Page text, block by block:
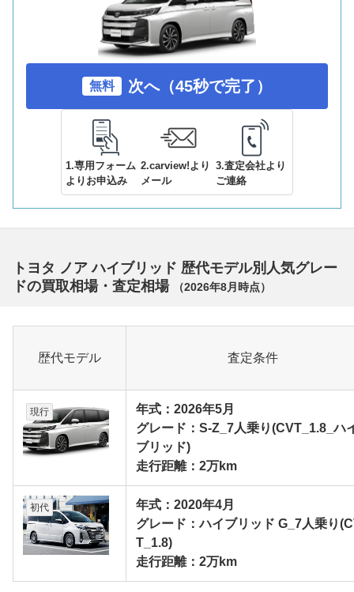
無料 次へ（45秒で完了）
1.専用フォーム
よりお申込み
2.carview!より
メール
3.査定会社より
ご連絡
トヨタ ノア ハイブリッド 歴代モデル別人気グレー
ドの買取相場・査定相場
（2026年8月 時点）
歴代モデル 査定条件
現行
年式：2026年5月
グレード：S-Z_7人乗り(CVT_1.8_ハ
ブリッド)
走行距離：2万km
初代
年式：2020年4月
グレード：ハイブリッド G_7人乗り
T_1.8)
走行距離：2万km